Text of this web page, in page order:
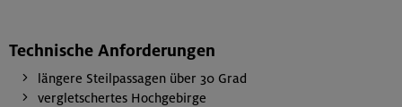
Technische Anforderungen
längere Steilpassagen über 30 Grad
vergletschertes Hochgebirge